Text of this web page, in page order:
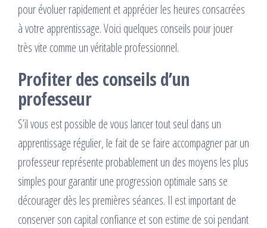
pour évoluer rapidement et apprécier les heures consacrées
à votre apprentissage. Voici quelques conseils pour jouer
très vite comme un véritable professionnel.
Profiter des conseils d’un
professeur
S’il vous est possible de vous lancer tout seul dans un
apprentissage régulier, le fait de se faire accompagner par un
professeur représente probablement un des moyens les plus
simples pour garantir une progression optimale sans se
décourager dès les premières séances. Il est important de
conserver son capital confiance et son estime de soi pendant